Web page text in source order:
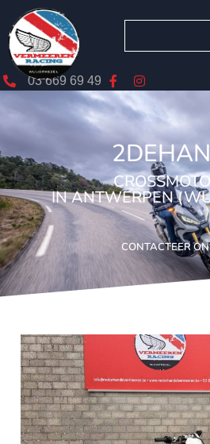
03 669 69 49
IN ANTWERPEN
CONTACTEER